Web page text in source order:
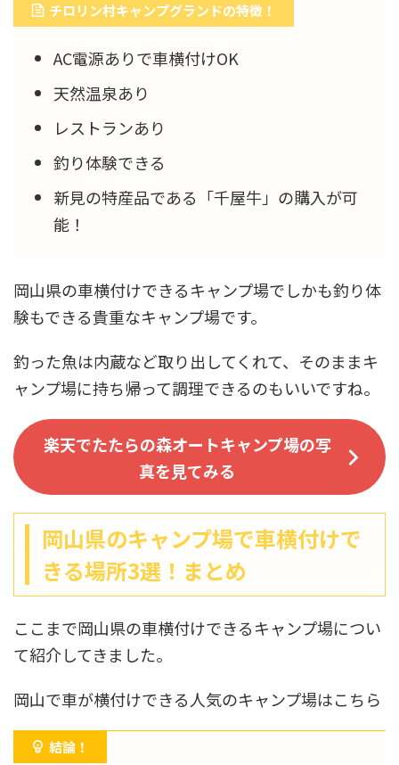
チロリン村キャンプグランドの特徴！
AC電源ありで車横付けOK
天然温泉あり
レストランあり
釣り体験できる
新見の特産品である「千屋牛」の購入が可
能！
岡山県の車横付けできるキャンプ場でしかも釣り体
験もできる貴重なキャンプ場です。
釣った魚は内蔵など取り出してくれて、そのままキ
ャンプ場に持ち帰って調理できるのもいいですね。
楽天でたたらの森オートキャンプ場の写
真を見てみる
岡山県のキャンプ場で車横付けで
きる場所3選！まとめ
ここまで岡山県の車横付けできるキャンプ場につい
て紹介してきました。
岡山で車が横付けできる人気のキャンプ場はこちら
結論！